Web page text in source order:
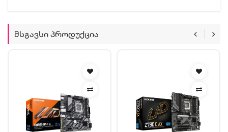
Მსგავსი Პროდუქცია